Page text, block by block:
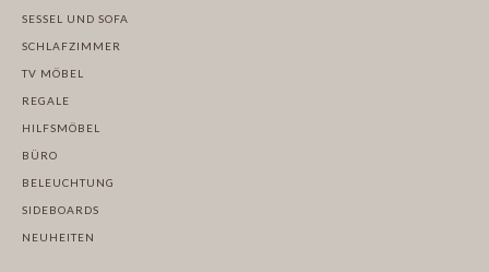
SESSEL UND SOFA
SCHLAFZIMMER
TV MÖBEL
REGALE
HILFSMÖBEL
BÜRO
BELEUCHTUNG
SIDEBOARDS
NEUHEITEN